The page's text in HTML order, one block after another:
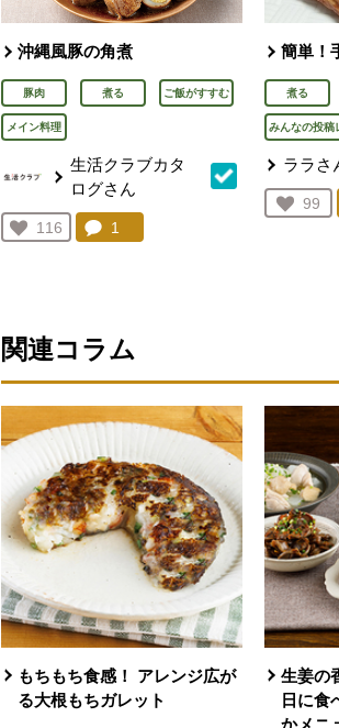
沖縄風豚の角煮
豚肉 煮る ご飯がすすむ
メイン料理
生活クラブカタ
ログさん
お気に入り登録：
116
人が登録
コメント：
1
簡単！
煮る
みんなの投稿
ララさ
お気
99
人
関連コラム
もちもち食感！ アレンジ広が
る大根もちガレット
生姜の
日に食
かメニ